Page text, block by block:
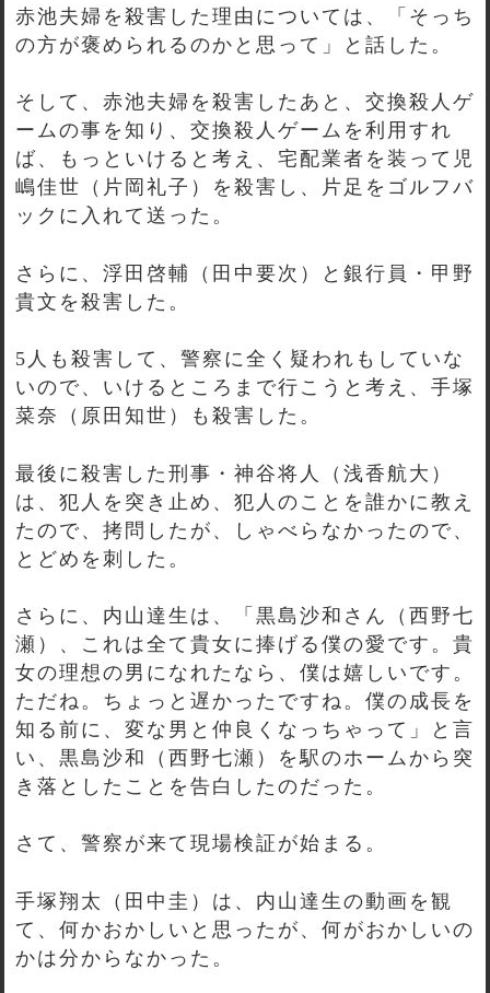
赤池夫婦を殺害した理由については、「そっち
の方が褒められるのかと思って」と話した。
そして、赤池夫婦を殺害したあと、交換殺人ゲ
ームの事を知り、交換殺人ゲームを利用すれ
ば、もっといけると考え、宅配業者を装って児
嶋佳世（片岡礼子）を殺害し、片足をゴルフバ
ックに入れて送った。
さらに、浮田啓輔（田中要次）と銀行員・甲野
貴文を殺害した。
5人も殺害して、警察に全く疑われもしていな
いので、いけるところまで行こうと考え、手塚
菜奈（原田知世）も殺害した。
最後に殺害した刑事・神谷将人（浅香航大）
は、犯人を突き止め、犯人のことを誰かに教え
たので、拷問したが、しゃべらなかったので、
とどめを刺した。
さらに、内山達生は、「黒島沙和さん（西野七
瀬）、これは全て貴女に捧げる僕の愛です。貴
女の理想の男になれたなら、僕は嬉しいです。
ただね。ちょっと遅かったですね。僕の成長を
知る前に、変な男と仲良くなっちゃって」と言
い、黒島沙和（西野七瀬）を駅のホームから突
き落としたことを告白したのだった。
さて、警察が来て現場検証が始まる。
手塚翔太（田中圭）は、内山達生の動画を観
て、何かおかしいと思ったが、何がおかしいの
かは分からなかった。